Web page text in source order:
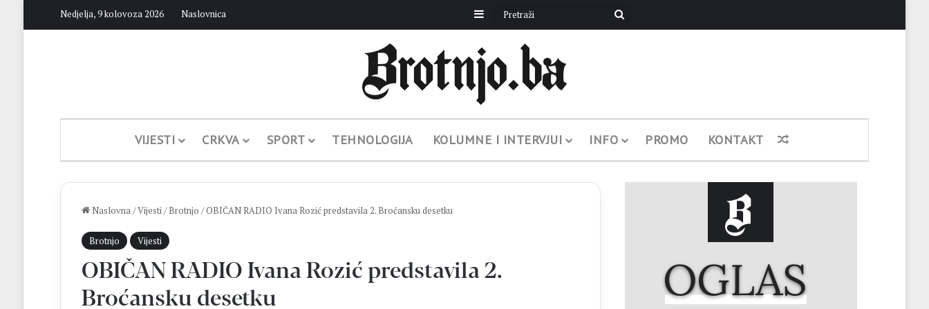
Nedjelja, 9 kolovoza 2026 Naslovnica Sidebar Pretraži
VIJESTI CRKVA SPORT TEHNOLOGIJA KOLUMNE I INTERVJUI INFO PROMO KONTAKT Nasumični članak
Naslovna/Vijesti/ Brotnjo /OBIČAN RADIO Ivana Rozić predstavila 2. Broćansku desetku
Brotnjo Vijesti
OBIČAN RADIO Ivana Rozić predstavila 2.
Broćansku desetku